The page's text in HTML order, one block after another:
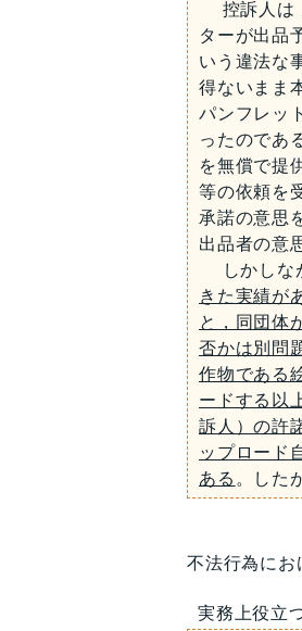
控訴人は
ターが出品
いう違法な
得ないまま
パンフレッ
ったのであ
を無償で提
等の依頼を
承諾の意思
出品者の意
しかしな
きた実績が
と，同団体
否かは別問
作物である
ードする以
訴人）の許
ップロード
ある 。した
不法行為にお
実務上役立